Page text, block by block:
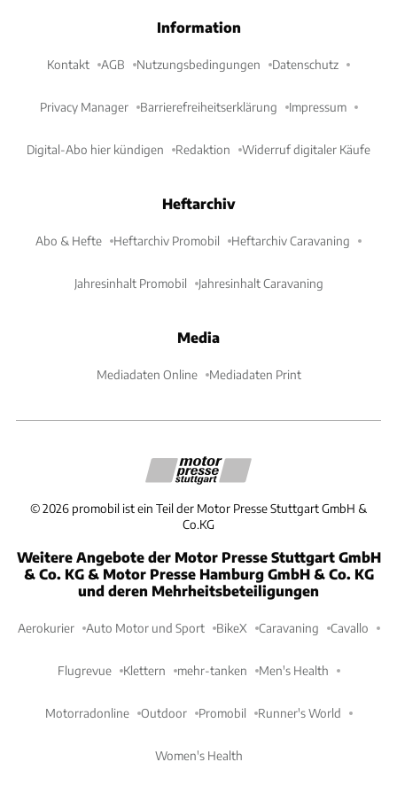
Information
Kontakt AGB Nutzungsbedingungen Datenschutz
Privacy Manager Barrierefreiheitserklärung Impressum
Digital-Abo hier kündigen Redaktion Widerruf digitaler Käufe
Heftarchiv
Abo & Hefte Heftarchiv Promobil Heftarchiv Caravaning
Jahresinhalt Promobil Jahresinhalt Caravaning
Media
Mediadaten Online Mediadaten Print
©2026 promobil ist ein Teil der Motor Presse Stuttgart GmbH &
Co.KG
Weitere Angebote der Motor Presse Stuttgart GmbH
& Co. KG & Motor Presse Hamburg GmbH & Co. KG
und deren Mehrheitsbeteiligungen
Aerokurier Auto Motor und Sport BikeX Caravaning Cavallo
Flugrevue Klettern mehr-tanken Men's Health
Motorradonline Outdoor Promobil Runner's World
Women's Health